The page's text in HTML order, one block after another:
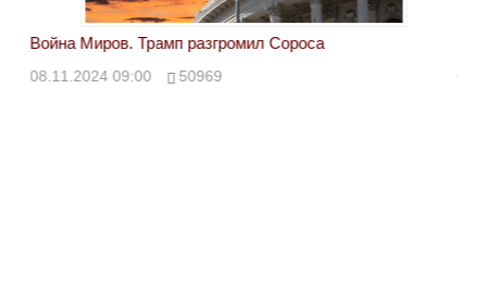
Война Миров. Трамп разгромил Сороса
08.11.2024 09:00 50969